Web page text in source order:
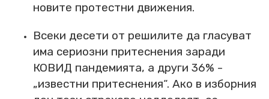
новите протестни движения.
Всеки десети от решилите да гласуват
има сериозни притеснения заради
КОВИД пандемията, а други 36% -
„известни притеснения“. Ако в изборния